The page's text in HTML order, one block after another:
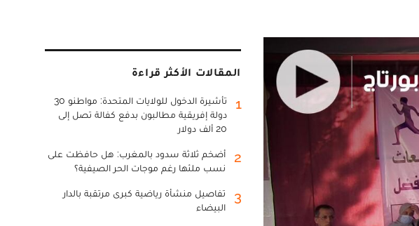
المقالات الأكثر قراءة
1
تأشيرة الدخول للولايات المتحدة: مواطنو 30
دولة إفريقية مطالبون بدفع كفالة تصل إلى
20 ألف دولار
2
أضخم ثلاثة سدود بالمغرب: هل حافظت على
نسب ملئها رغم موجات الحر الصيفية؟
3
تفاصيل منشأة رياضية كبرى مرتقبة بالدار
البيضاء